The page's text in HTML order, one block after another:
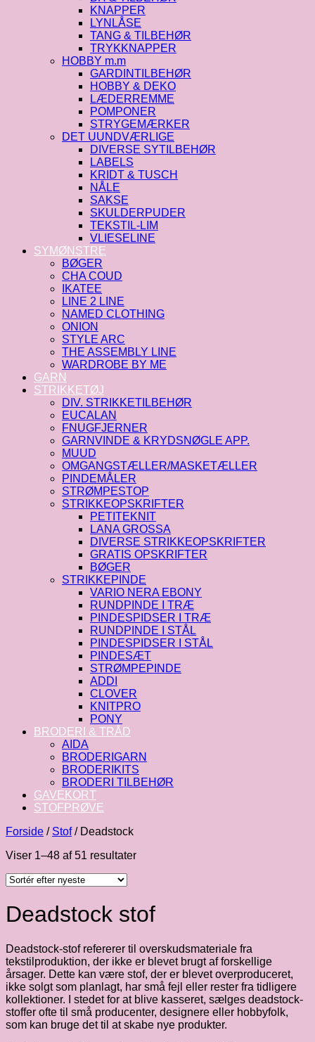
KNAPPER
LYNLÅSE
TANG & TILBEHØR
TRYKKNAPPER
HOBBY m.m
GARDINTILBEHØR
HOBBY & DEKO
LÆDERREMME
POMPONER
STRYGEMÆRKER
DET UUNDVÆRLIGE
DIVERSE SYTILBEHØR
LABELS
KRIDT & TUSCH
NÅLE
SAKSE
SKULDERPUDER
TEKSTIL-LIM
VLIESELINE
SYMØNSTRE
BØGER
CHA COUD
IKATEE
LINE 2 LINE
NAMED CLOTHING
ONION
STYLE ARC
THE ASSEMBLY LINE
WARDROBE BY ME
GARN
STRIKKETØJ
DIV. STRIKKETILBEHØR
EUCALAN
FNUGFJERNER
GARNVINDE & KRYDSNØGLE APP.
MUUD
OMGANGSTÆLLER/MASKETÆLLER
PINDEMÅLER
STRØMPESTOP
STRIKKEOPSKRIFTER
PETITEKNIT
LANA GROSSA
DIVERSE STRIKKEOPSKRIFTER
GRATIS OPSKRIFTER
BØGER
STRIKKEPINDE
VARIO NERA EBONY
RUNDPINDE I TRÆ
PINDESPIDSER I TRÆ
RUNDPINDE I STÅL
PINDESPIDSER I STÅL
PINDESÆT
STRØMPEPINDE
ADDI
CLOVER
KNITPRO
PONY
BRODERI & TRÅD
AIDA
BRODERIGARN
BRODERIKITS
BRODERI TILBEHØR
GAVEKORT
STOFPRØVE
Forside / Stof /Deadstock
Viser 1–48 af 51 resultaterSorteret
Deadstock stof
Deadstock-stof refererer til overskudsmateriale fra
tekstilproduktion, der ikke er blevet brugt af forskellige
årsager. Dette kan være stof, der er blevet overproduceret,
ikke solgt som planlagt, har små fejl eller rester fra tidligere
kollektioner. I stedet for at blive kasseret, sælges deadstock-
stoffer ofte til små producenter, designere eller hobbyfolk,
som kan bruge det til at skabe nye produkter.